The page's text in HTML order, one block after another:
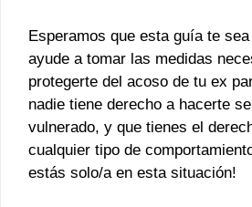
Esperamos que esta guía te
ayude a tomar las medidas
protegerte del acoso de tu ex
nadie tiene derecho a hacerte
vulnerado, y que tienes el
cualquier tipo de
estás solo/a en esta situación!